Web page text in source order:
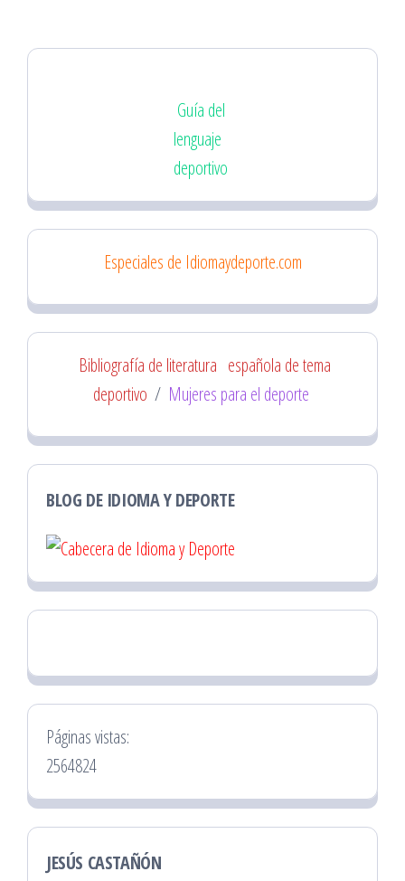
Guía del
lenguaje
deportivo
Especiales de Idiomaydeporte.com
Bibliografía de literatura española de tema
deportivo / Mujeres para el deporte
BLOG DE IDIOMA Y DEPORTE
Páginas vistas:
2564824
JESÚS CASTAÑÓN